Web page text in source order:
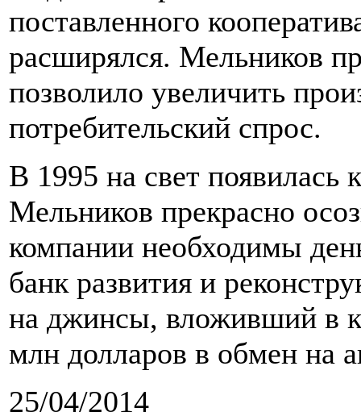
поставленного
расширялся. Мельников
позволило увеличить
потребительский спрос.
В 1995 на свет
Мельников прекрасно
компании необходимы
банк развития и
на джинсы, вложивший в
млн долларов в обмен на
25/04/2014